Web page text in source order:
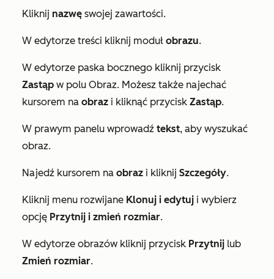
Kliknij nazwę swojej zawartości.
W edytorze treści kliknij moduł obrazu.
W edytorze paska bocznego kliknij przycisk
Zastąp w polu Obraz. Możesz także najechać
kursorem na obraz i kliknąć przycisk Zastąp.
W prawym panelu wprowadź tekst, aby wyszukać
obraz.
Najedź kursorem na obraz i kliknij Szczegóły.
Kliknij menu rozwijane Klonuj i edytuj i wybierz
opcję Przytnij i zmień rozmiar.
W edytorze obrazów kliknij przycisk Przytnij lub
Zmień rozmiar.